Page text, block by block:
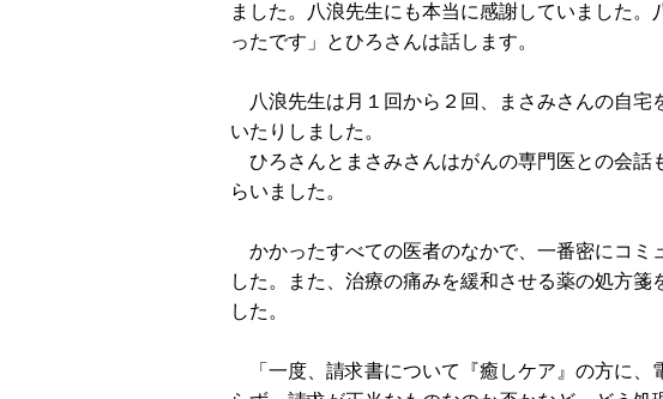
ました。八浪先生にも本当に感謝していました
ったです」とひろさんは話します。
八浪先生は月１回から２回、まさみさんの自宅
いたりしました。
ひろさんとまさみさんはがんの専門医との会話
らいました。
かかったすべての医者のなかで、一番密にコミ
した。また、治療の痛みを緩和させる薬の処方箋
した。
「一度、請求書について『癒しケア』の方に、